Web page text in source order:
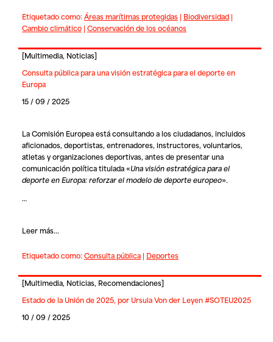
Etiquetado como:Áreas marítimas protegidas| Biodiversidad|
Cambio climático| Conservación de los océanos
[Multimedia, Noticias]
Consulta pública para una visión estratégica para el deporte en
Europa
15 / 09 / 2025
La Comisión Europea está consultando a los ciudadanos, incluidos
aficionados, deportistas, entrenadores, instructores, voluntarios,
atletas y organizaciones deportivas, antes de presentar una
comunicación política titulada «Una visión estratégica para el
deporte en Europa: reforzar el modelo de deporte europeo».
…
Leer más...
Etiquetado como:Consulta pública| Deportes
[Multimedia, Noticias, Recomendaciones]
Estado de la Unión de 2025, por Ursula Von der Leyen #SOTEU2025
10 / 09 / 2025